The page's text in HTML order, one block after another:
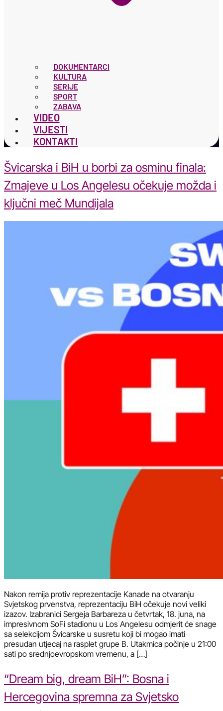
DOKUMENTARCI
KULTURA
SERIJE
SPORT
ZABAVA
VIDEO
VIJESTI
KONTAKTI
Švicarska i BiH u borbi za osminu finala:
Zmajeve u Los Angelesu očekuje možda i
ključni meč Mundijala
Nakon remija protiv reprezentacije Kanade na otvaranju
Svjetskog prvenstva, reprezentaciju BiH očekuje novi veliki
izazov. Izabranici Sergeja Barbareza u četvrtak, 18. juna, na
impresivnom SoFi stadionu u Los Angelesu odmjerit će snage
sa selekcijom Švicarske u susretu koji bi mogao imati
presudan utjecaj na rasplet grupe B. Utakmica počinje u 21:00
sati po srednjoevropskom vremenu, a […]
“Dream big, dream BiH”: Bosna i
Hercegovina spremna za Svjetsko